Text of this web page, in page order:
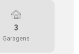
COZINHA,
3
Garagens